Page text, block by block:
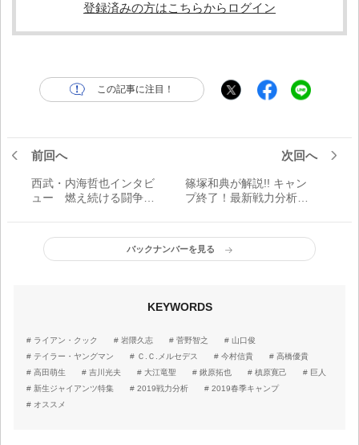
登録済みの方はこちらからログイン
この記事に注目！
前回へ
西武・内海哲也インタビ
ュー 燃え続ける闘争
でも多く挙げることしか
考えていません」
次回へ
篠塚和典が解説!! キャン
プ終了！最新戦力分析
かすも殺すも一番と四番
バックナンバーを見る
KEYWORDS
ライアン・クック 岩隈久志 菅野智之
山口俊
テイラー・ヤングマン
Ｃ.Ｃ.メルセデス 今村信貴
高橋優貴
高田萌生
吉川光夫 大江竜聖 鍬原拓也 槙原寛己
巨人
新生ジャイアンツ特集
2019戦力分析
2019春季キャンプ
オススメ